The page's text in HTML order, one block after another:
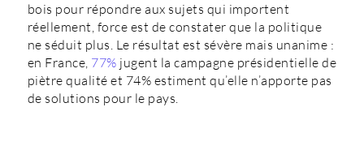
bois pour répondre aux sujets qui importent
réellement, force est de constater que la politique
ne séduit plus. Le résultat est sévère mais unanime :
en France, 77% jugent la campagne présidentielle de
piètre qualité et 74% estiment qu’elle n’apporte pas
de solutions pour le pays.